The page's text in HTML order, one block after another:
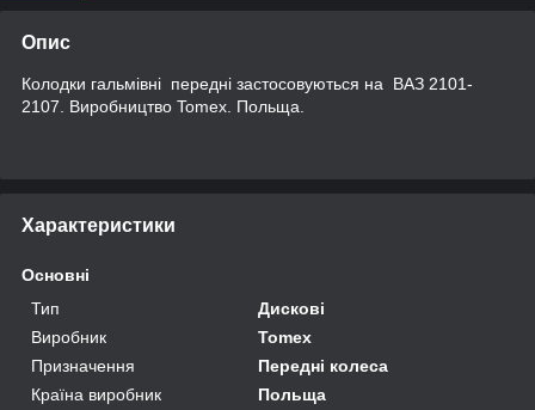
Опис
Колодки гальмівні передні застосовуються на ВАЗ 2101-
2107. Виробництво Tomex. Польща.
Характеристики
Основні
Тип
Дискові
Виробник
Tomex
Призначення
Передні колеса
Країна виробник
Польща